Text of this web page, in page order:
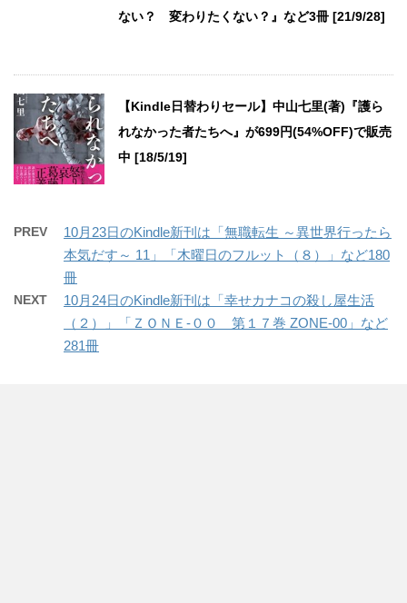
ない？ 変わりたくない？』など3冊 [21/9/28]
【Kindle日替わりセール】中山七里(著)『護ら
れなかった者たちへ』が699円(54%OFF)で販売
中 [18/5/19]
PREV
10月23日のKindle新刊は「無職転生 ～異世界行ったら
本気だす～ 11」「木曜日のフルット（８）」など180
冊
NEXT
10月24日のKindle新刊は「幸せカナコの殺し屋生活
（２）」「ＺＯＮＥ‐００ 第１７巻 ZONE-00」など
281冊